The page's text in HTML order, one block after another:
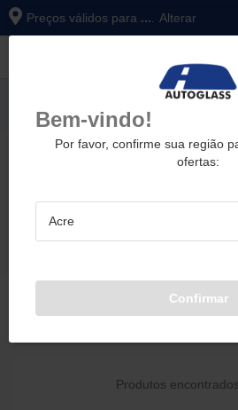
Preços válidos para ... Alterar
Bem-vindo!
Por favor, confirme sua região
ofertas:
Confirmar
PALHETAS, BORRACHAS E
Filtrar
Produtos